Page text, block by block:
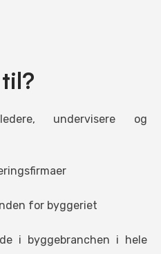
undervisere og
for byggeriet
i byggebranchen i hele